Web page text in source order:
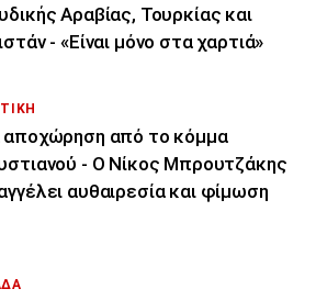
Αραβίας, Τουρκίας και
- «Είναι μόνο στα χαρτιά»
από το κόμμα
- Ο Νίκος Μπρουτζάκης
αυθαιρεσία και φίμωση